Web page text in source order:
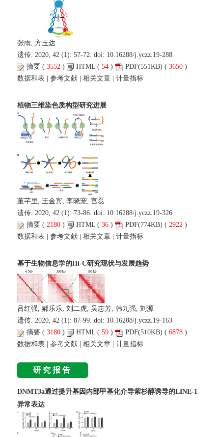
张雨, 方玉达
遗传. 2020, 42 (1): 57-72. doi: 10.16288/j.yczz.19-288
摘要 ( 3552 ) HTML ( 54 ) PDF(551KB) ( 3650 )
数据和表
参考文献 相关文章 计量指标
植物三维染色质构型研究进展
董芊里, 王金宾, 李晓宠, 宫磊
遗传. 2020, 42 (1): 73-86. doi: 10.16288/j.yczz.19-326
摘要 ( 2180 ) HTML ( 36 ) PDF(774KB) ( 2922 )
数据和表
参考文献 相关文章 计量指标
基于生物信息学的Hi-C研究现状与发展趋势
吕红强, 郝乐乐, 刘二虎, 吴志芳, 韩九强, 刘源
遗传. 2020, 42 (1): 87-99. doi: 10.16288/j.yczz.19-163
摘要 ( 3180 ) HTML ( 59 ) PDF(510KB) ( 6878 )
数据和表
参考文献 相关文章 计量指标
研究报告
DNMT3a通过提升基因内部甲基化介导紫杉醇诱导的LINE-1
异常表达